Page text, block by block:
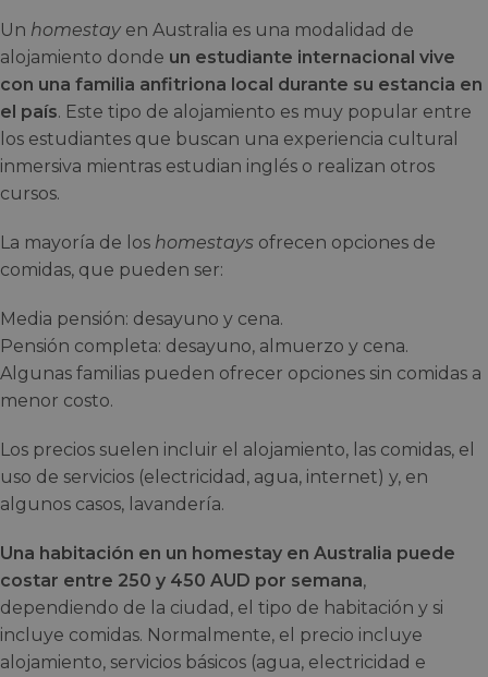
Un homestay en Australia es una modalidad de
alojamiento donde un estudiante internacional vive
con una familia anfitriona local durante su estancia en
el país. Este tipo de alojamiento es muy popular entre
los estudiantes que buscan una experiencia cultural
inmersiva mientras estudian inglés o realizan otros
cursos.
La mayoría de los homestays ofrecen opciones de
comidas, que pueden ser:
Media pensión: desayuno y cena.
Pensión completa: desayuno, almuerzo y cena.
Algunas familias pueden ofrecer opciones sin comidas a
menor costo.
Los precios suelen incluir el alojamiento, las comidas, el
uso de servicios (electricidad, agua, internet) y, en
algunos casos, lavandería.
Una habitación en un homestay en Australia puede
costar entre 250 y 450 AUD por semana,
dependiendo de la ciudad, el tipo de habitación y si
incluye comidas. Normalmente, el precio incluye
alojamiento, servicios básicos (agua, electricidad e